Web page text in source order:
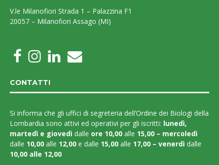
V.le Milanofiori Strada 1 – Palazzina F1
20057 – Milanofiori Assago (MI)
CONTATTI
Si informa che gli uffici di segreteria dell’Ordine dei Biologi della
Lombardia sono attivi ed operativi per gli iscritti: lunedì,
martedì e giovedì dalle ore 10,00 alle 15,00 – mercoledì
dalle 10,00 alle 12,00 e dalle 15,00 alle 17,00 – venerdì dalle
10,00 alle 12,00